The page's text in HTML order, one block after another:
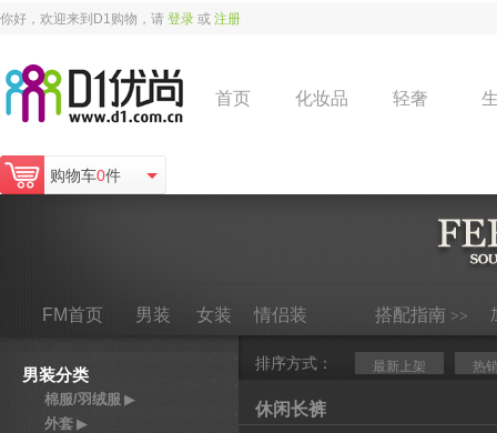
你好，欢迎来到D1购物，请 登录 或 注册
首页 化妆品 轻奢
购物车0件
FM首页 男装 女装 情侣装 搭配指南 >>
男装分类
棉服/羽绒服 ▶
外套 ▶
排序方式： 最新上架 热
休闲长裤